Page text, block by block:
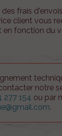
frais
client vous
en fonction du
notre
277 154 ou par
.